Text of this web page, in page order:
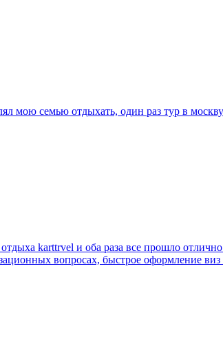
мою семью отдыхать, один раз тур в
karttrvel и оба раза все прошло
вопросах, быстрое оформление